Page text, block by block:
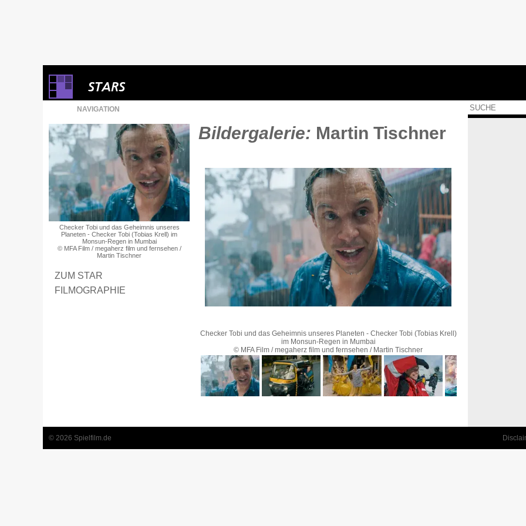
NAVIGATION
Checker Tobi und das Geheimnis unseres
Planeten - Checker Tobi (Tobias Krell) im
Monsun-Regen in Mumbai
© MFA Film / megaherz film und fernsehen /
Martin Tischner
ZUM STAR
FILMOGRAPHIE
Bildergalerie: Martin Tischner
Checker Tobi und das Geheimnis unseres Planeten - Checker Tobi (Tobias Krell)
im Monsun-Regen in Mumbai
© MFA Film / megaherz film und fernsehen / Martin Tischner
© 2026 Spielfilm.de